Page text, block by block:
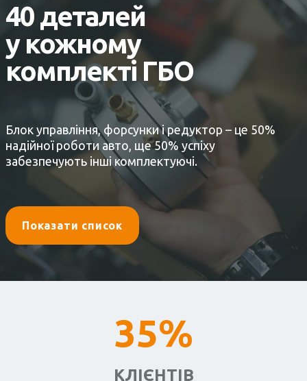
40 деталей
у кожному
комплекті ГБО
Блок управління, форсунки і редуктор – це 50%
надійної роботи авто, ще 50% успіху
забезпечують інші комплектуючі.
Показати список
35%
КЛІЄНТІВ